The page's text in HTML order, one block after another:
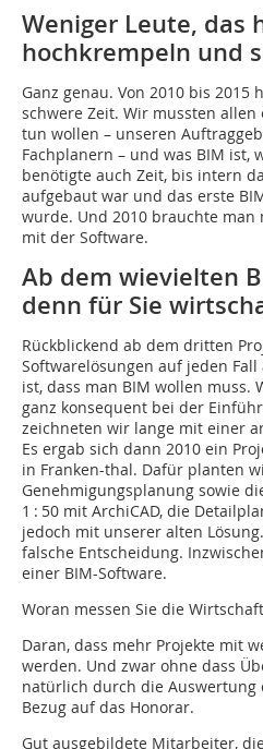
Weniger Leute, das
hochkrempeln und
Ganz genau. Von 2010 bis 2015
schwere Zeit. Wir mussten
tun wollen – unseren
Fachplanern – und was BIM ist,
benötigte auch Zeit, bis intern
aufgebaut war und das erste
wurde. Und 2010 brauchte
mit der Software.
Ab dem wievielten
denn für Sie
Rückblickend ab dem dritten
Softwarelösungen auf jeden
ist, dass man BIM wollen muss.
ganz konsequent bei der
zeichneten wir lange mit einer
Es ergab sich dann 2010 ein
in Franken-thal. Dafür planten
Genehmigungsplanung sowie
1 : 50 mit ArchiCAD, die
jedoch mit unserer alten
falsche Entscheidung.
einer BIM-Software.
Woran messen Sie die
Daran, dass mehr Projekte mit
werden. Und zwar ohne dass
natürlich durch die Auswertung
Bezug auf das Honorar.
Gut ausgebildete Mitarbeiter,